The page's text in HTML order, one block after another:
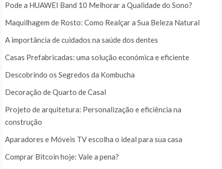
Pode a HUAWEI Band 10 Melhorar a Qualidade do Sono?
Maquilhagem de Rosto: Como Realçar a Sua Beleza Natural
A importância de cuidados na saúde dos dentes
Casas Prefabricadas: uma solução económica e eficiente
Descobrindo os Segredos da Kombucha
Decoração de Quarto de Casal
Projeto de arquitetura: Personalização e eficiência na
construção
Aparadores e Móveis TV escolha o ideal para sua casa
Comprar Bitcoin hoje: Vale a pena?